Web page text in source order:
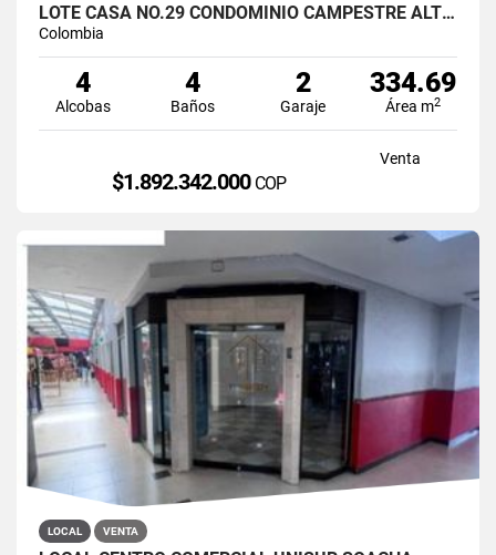
LOTE CASA NO.29 CONDOMINIO CAMPESTRE ALTOS DE KOMULA ANAPOIMA
Colombia
4
Alcobas
4
Baños
2
Garaje
334.69
Área m2
Venta
$1.892.342.000 COP
LOCAL VENTA